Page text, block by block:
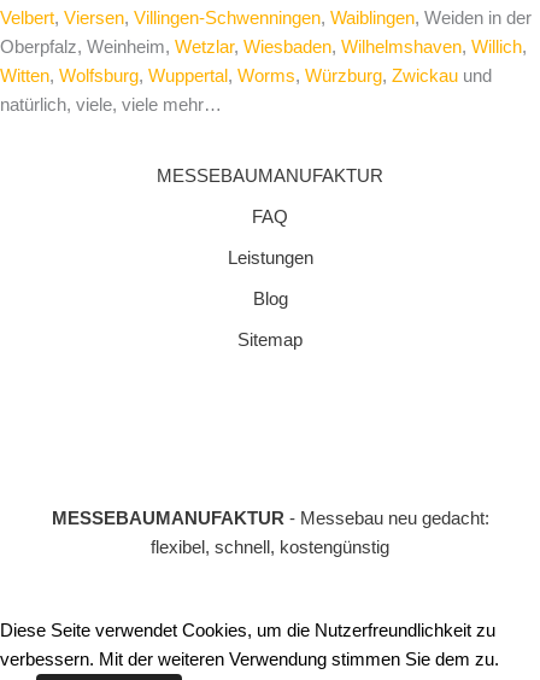
Velbert, Viersen, Villingen-Schwenningen, Waiblingen, Weiden in der
Oberpfalz, Weinheim, Wetzlar, Wiesbaden, Wilhelmshaven, Willich,
Witten, Wolfsburg, Wuppertal , Worms, Würzburg, Zwickau und
natürlich, viele, viele mehr…
MESSEBAUMANUFAKTUR
FAQ
Leistungen
Blog
Sitemap
MESSEBAUMANUFAKTUR - Messebau neu gedacht:
flexibel, schnell, kostengünstig
Diese Seite verwendet Cookies, um die Nutzerfreundlichkeit zu
verbessern. Mit der weiteren Verwendung stimmen Sie dem zu.